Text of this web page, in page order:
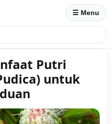
☰ Menu
Putri
untuk